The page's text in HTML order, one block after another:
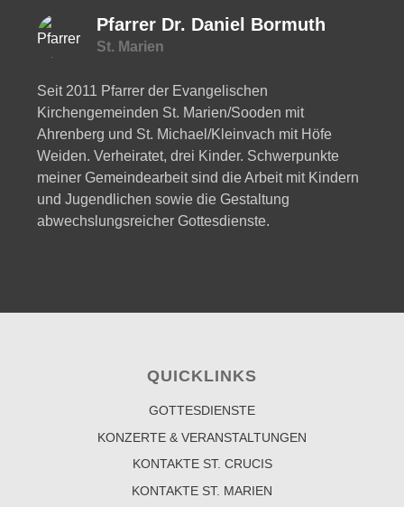
Pfarrer Dr. Daniel Bormuth
St. Marien
Seit 2011 Pfarrer der Evangelischen
Kirchengemeinden St. Marien/Sooden mit
Ahrenberg und St. Michael/Kleinvach mit Höfe
Weiden. Verheiratet, drei Kinder. Schwerpunkte
meiner Gemeindearbeit sind die Arbeit mit Kindern
und Jugendlichen sowie die Gestaltung
abwechslungsreicher Gottesdienste.
QUICKLINKS
GOTTESDIENSTE
KONZERTE & VERANSTALTUNGEN
KONTAKTE ST. CRUCIS
KONTAKTE ST. MARIEN